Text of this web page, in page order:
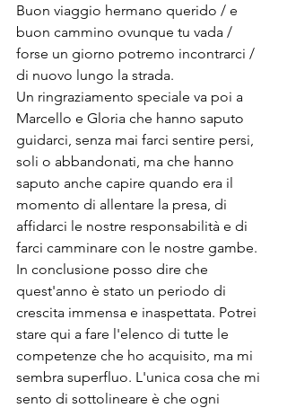
Buon viaggio hermano querido / e
buon cammino ovunque tu vada /
forse un giorno potremo incontrarci /
di nuovo lungo la strada.
Un ringraziamento speciale va poi a
Marcello e Gloria che hanno saputo
guidarci, senza mai farci sentire persi,
soli o abbandonati, ma che hanno
saputo anche capire quando era il
momento di allentare la presa, di
affidarci le nostre responsabilità e di
farci camminare con le nostre gambe.
In conclusione posso dire che
quest'anno è stato un periodo di
crescita immensa e inaspettata. Potrei
stare qui a fare l'elenco di tutte le
competenze che ho acquisito, ma mi
sembra superfluo. L'unica cosa che mi
sento di sottolineare è che ogni